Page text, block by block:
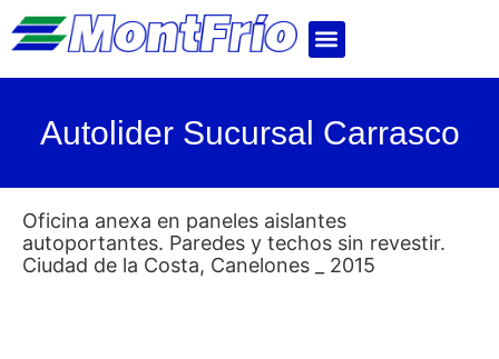
Autolider Sucursal Carrasco
Oficina anexa en paneles aislantes
autoportantes. Paredes y techos sin revestir.
Ciudad de la Costa, Canelones _ 2015